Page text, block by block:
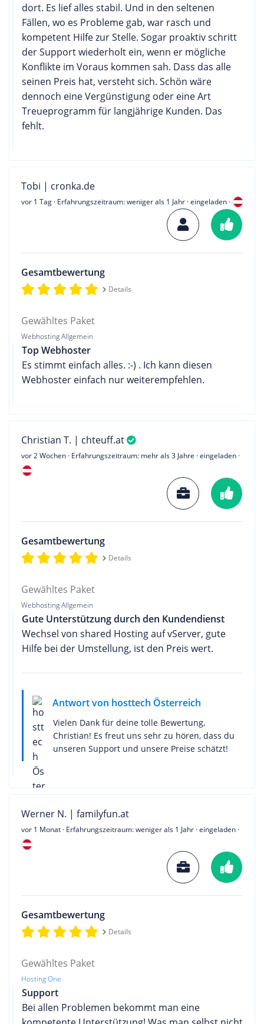
dort. Es lief alles stabil. Und in den seltenen
Fällen, wo es Probleme gab, war rasch und
kompetent Hilfe zur Stelle. Sogar proaktiv schritt
der Support wiederholt ein, wenn er mögliche
Konflikte im Voraus kommen sah. Dass das alle
seinen Preis hat, versteht sich. Schön wäre
dennoch eine Vergünstigung oder eine Art
Treueprogramm für langjährige Kunden. Das
fehlt.
Tobi | cronka.de
vor 1 Tag · Erfahrungszeitraum: weniger als 1 Jahr · eingeladen ·
Gesamtbewertung
Details
Gewähltes Paket
Webhosting Allgemein
Top Webhoster
Es stimmt einfach alles. :-) . Ich kann diesen
Webhoster einfach nur weiterempfehlen.
Christian T. | chteuff.at
vor 2 Wochen · Erfahrungszeitraum: mehr als 3 Jahre · eingeladen ·
Gesamtbewertung
Details
Gewähltes Paket
Webhosting Allgemein
Gute Unterstützung durch den Kundendienst
Wechsel von shared Hosting auf vServer, gute
Hilfe bei der Umstellung, ist den Preis wert.
Antwort von hosttech Österreich
Vielen Dank für deine tolle Bewertung,
Christian! Es freut uns sehr zu hören, dass du
unseren Support und unsere Preise schätzt!
Werner N. | familyfun.at
vor 1 Monat · Erfahrungszeitraum: weniger als 1 Jahr · eingeladen ·
Gesamtbewertung
Details
Gewähltes Paket
Hosting One
Support
Bei allen Problemen bekommt man eine